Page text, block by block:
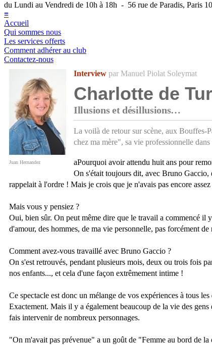
du Lundi au Vendredi de 10h à 18h - 56 rue de Paradis, Paris 10
≡
Accueil
Qui sommes nous
Les services offerts
Comment adhérer au club
Contactez-nous
Juan Hernandez
Interview par Manuel Piolat Soleymat
Charlotte de
Illusions et désillusions…
La voilà de retour sur scène, aux Bouffes-
chez ma mère", sa vie professionnelle
aPourquoi avoir attendu huit ans pour
On s'était toujours dit, avec Bruno Gaccio,
rappelait à l'ordre ! Mais je crois que je n'avais pas encore
Mais vous y pensiez ?
Oui, bien sûr. On peut même dire que le travail a commencé il
d'amour, des hommes, de ma vie personnelle, pas forcément
Comment avez-vous travaillé avec Bruno Gaccio ?
On s'est retrouvés, pendant plusieurs mois, deux ou trois fois
nos enfants..., et cela d'une façon extrêmement intime !
Ce spectacle est donc un mélange de vos expériences à tous les
Exactement. Mais il y a également beaucoup de la vie des
fais intervenir de nombreux personnages.
"On m'avait pas prévenue" a un goût de "Femme au bord de la